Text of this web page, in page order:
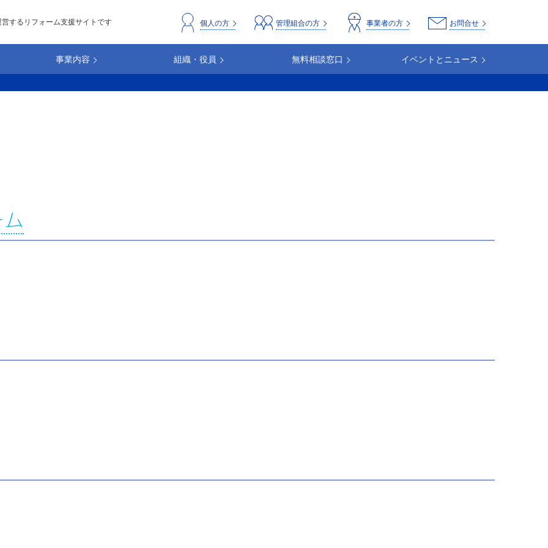
するリフォーム支援サイトです header_repco お問合せ
事業者の方
管理組合の方
個人の方
事業内容 組織・役員 無料相談窓口 イベントとニュース